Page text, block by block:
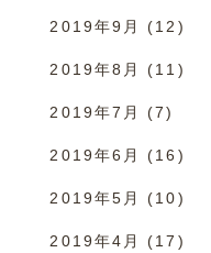
2019年9月 (12)
2019年8月 (11)
2019年7月 (7)
2019年6月 (16)
2019年5月 (10)
2019年4月 (17)